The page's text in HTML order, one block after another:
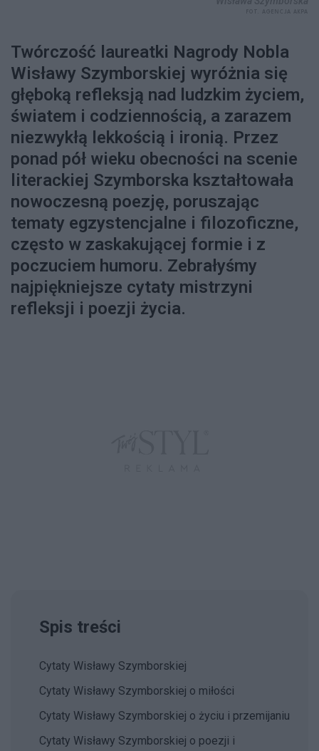
Twórczość laureatki Nagrody Nobla
Wisławy Szymborskiej wyróżnia się
głęboką refleksją nad ludzkim życiem,
światem i codziennością, a zarazem
niezwykłą lekkością i ironią. Przez
ponad pół wieku obecności na scenie
literackiej Szymborska kształtowała
nowoczesną poezję, poruszając
tematy egzystencjalne i filozoficzne,
często w zaskakującej formie i z
poczuciem humoru. Zebrałyśmy
najpiękniejsze cytaty mistrzyni
refleksji i poezji życia.
Spis treści
Cytaty Wisławy Szymborskiej
Cytaty Wisławy Szymborskiej o miłości
Cytaty Wisławy Szymborskiej o życiu i przemijaniu
Cytaty Wisławy Szymborskiej o poezji i